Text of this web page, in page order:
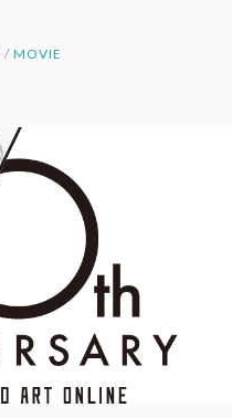
/ MOVIE